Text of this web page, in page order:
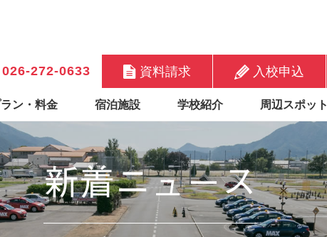
026-272-0633 資料請求 入校申込
ン・料金 宿泊施設 学校紹介 周辺スポット
新着ニュース